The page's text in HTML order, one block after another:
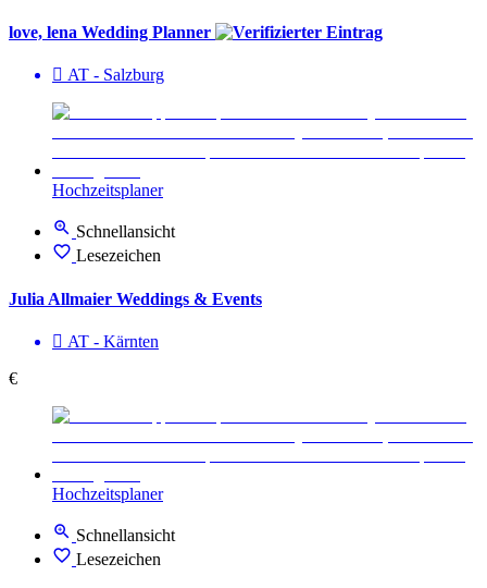
love, lena Wedding Planner
AT - Salzburg
Hochzeitsplaner
Schnellansicht
Lesezeichen
Julia Allmaier Weddings & Events
AT - Kärnten
€
Hochzeitsplaner
Schnellansicht
Lesezeichen